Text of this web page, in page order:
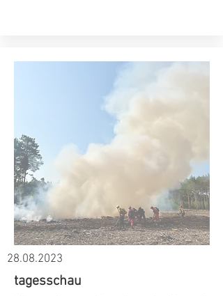
28.08.2023
tagesschau